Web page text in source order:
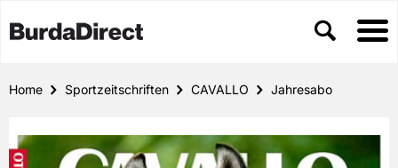
Home Sportzeitschriften CAVALLO Jahresabo